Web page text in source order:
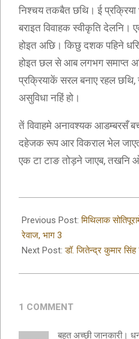
निश्चय तकबैत छथि। ई
बराइत विवाहक स्वीकृति देलनि।
होइत अछि। किछु दशक पहिने धरि
होइत छल से आब लगभग समाप्त
प्रक्रियाकें सरल बनाए रहल
असुविधा नहिं हो।
तें विवाहमे अनावश्यक आडम्बरसँ
दहेजक रूप आर विकराल भेल
एक टा टाङ तोड़ने जाएब, तखनि
04-
17
Previous Post:मिथिलाक
रेवाज, भाग 3
Next Post:डॉ. जितेन्द्र कुमार सिंह
1 COMMENT
बहुत अच्छी जानकारी।